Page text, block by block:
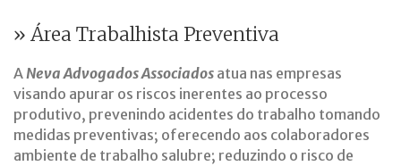
» Área Trabalhista Preventiva
ANeva Advogados Associados atua nas empresas
visando apurar os riscos inerentes ao processo
produtivo, prevenindo acidentes do trabalho tomando
medidas preventivas; oferecendo aos colaboradores
ambiente de trabalho salubre; reduzindo o risco de